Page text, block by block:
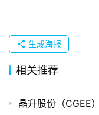
发
购
登录
生成海报
相关推荐
晶升股份（CGEE